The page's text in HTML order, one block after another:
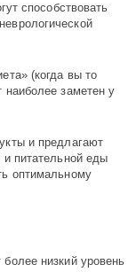
способствовать
(когда вы то
заметен у
и предлагают
питательной еды
оптимальному
низкий уровень